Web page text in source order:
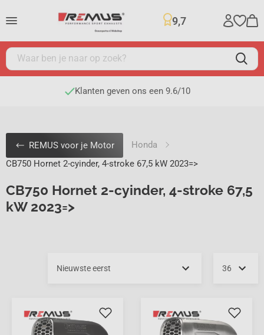
9,7
Klanten geven ons een 9.6/10
REMUS voor je Motor
Honda
CB750 Hornet 2-cyinder, 4-stroke 67,5 kW 2023=>
CB750 Hornet 2-cyinder, 4-stroke 67,5
kW 2023=>